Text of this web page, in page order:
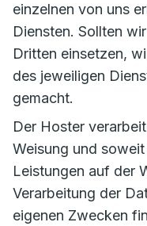
einzelnen von uns
Diensten. Sollten
Dritten einsetzen,
des jeweiligen
gemacht.
Der Hoster
Weisung und
Leistungen auf der
Verarbeitung der
eigenen Zwecken